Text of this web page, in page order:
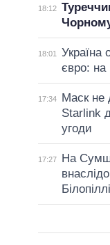
18:12
18:01
Україна
євро:
17:34
Маск не
Starlink
угоди
17:27
На
Білопіллі